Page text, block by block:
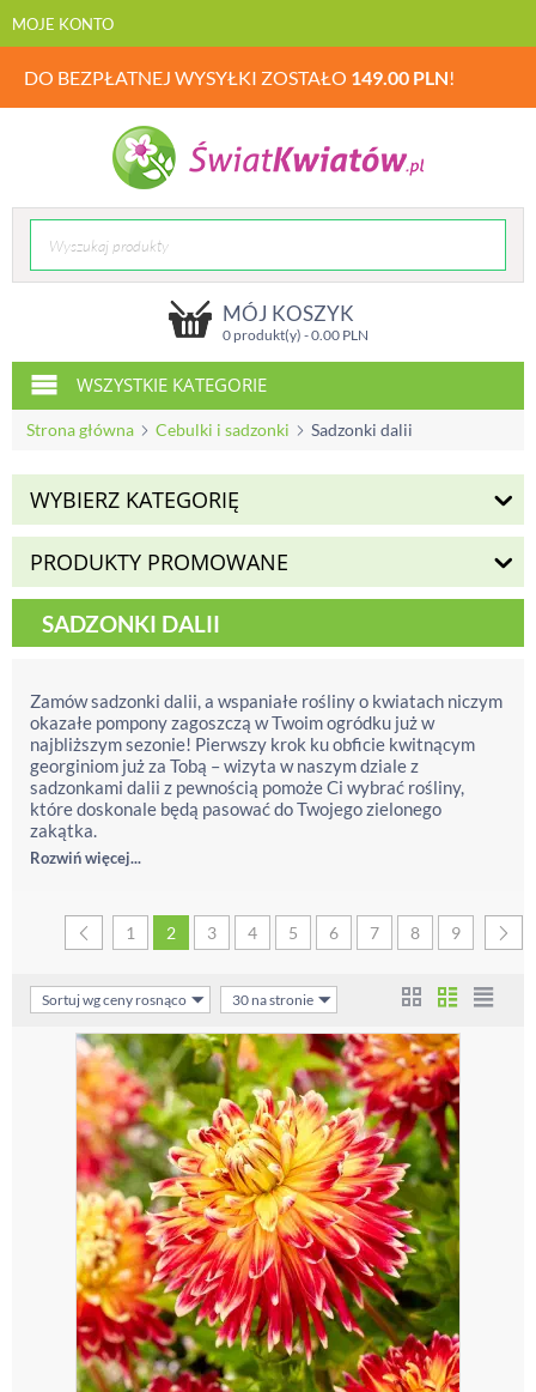
MOJE KONTO
DO BEZPŁATNEJ WYSYŁKI ZOSTAŁO 149.00 PLN!
MÓJ KOSZYK
0 produkt(y) -0.00PLN
WSZYSTKIE KATEGORIE
Strona główna Cebulki i sadzonki Sadzonki dalii
WYBIERZ KATEGORIĘ
PRODUKTY PROMOWANE
SADZONKI DALII
Zamów sadzonki dalii, a wspaniałe rośliny o kwiatach niczym
okazałe pompony zagoszczą w Twoim ogródku już w
najbliższym sezonie! Pierwszy krok ku obficie kwitnącym
georginiom już za Tobą – wizyta w naszym dziale z
sadzonkami dalii z pewnością pomoże Ci wybrać rośliny,
które doskonale będą pasować do Twojego zielonego
zakątka.
Rozwiń więcej...
1 2 3 4 5 6 7 8 9
Sortuj wg ceny rosnąco 30 na stronie